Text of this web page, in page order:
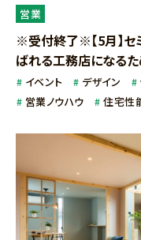
営業
※受付終了※【5月】セ
ばれる工務店になるた
イベント デザイン
営業ノウハウ
住宅性